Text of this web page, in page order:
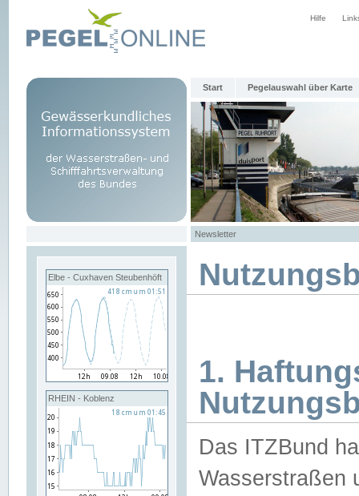
Hilfe
Start Pegelauswahl über Karte
Newsletter
Elbe - Cuxhaven Steubenhöft
RHEIN - Koblenz
1.
Das ITZBund
Wasserstraßen